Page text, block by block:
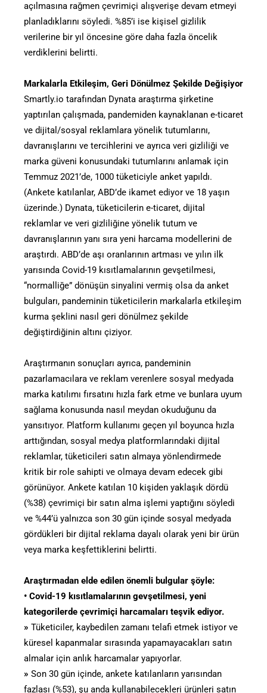
açılmasına rağmen çevrimiçi alışverişe devam etmeyi
planladıklarını söyledi. %85’i ise kişisel gizlilik
verilerine bir yıl öncesine göre daha fazla öncelik
verdiklerini belirtti.
Markalarla Etkileşim, Geri Dönülmez Şekilde Değişiyor
Smartly.io tarafından Dynata araştırma şirketine
yaptırılan çalışmada, pandemiden kaynaklanan e-ticaret
ve dijital/sosyal reklamlara yönelik tutumlarını,
davranışlarını ve tercihlerini ve ayrıca veri gizliliği ve
marka güveni konusundaki tutumlarını anlamak için
Temmuz 2021’de, 1000 tüketiciyle anket yapıldı.
(Ankete katılanlar, ABD’de ikamet ediyor ve 18 yaşın
üzerinde.) Dynata, tüketicilerin e-ticaret, dijital
reklamlar ve veri gizliliğine yönelik tutum ve
davranışlarının yanı sıra yeni harcama modellerini de
araştırdı. ABD’de aşı oranlarının artması ve yılın ilk
yarısında Covid-19 kısıtlamalarının gevşetilmesi,
“normalliğe” dönüşün sinyalini vermiş olsa da anket
bulguları, pandeminin tüketicilerin markalarla etkileşim
kurma şeklini nasıl geri dönülmez şekilde
değiştirdiğinin altını çiziyor.
Araştırmanın sonuçları ayrıca, pandeminin
pazarlamacılara ve reklam verenlere sosyal medyada
marka katılımı fırsatını hızla fark etme ve bunlara uyum
sağlama konusunda nasıl meydan okuduğunu da
yansıtıyor. Platform kullanımı geçen yıl boyunca hızla
arttığından, sosyal medya platformlarındaki dijital
reklamlar, tüketicileri satın almaya yönlendirmede
kritik bir role sahipti ve olmaya devam edecek gibi
görünüyor. Ankete katılan 10 kişiden yaklaşık dördü
(%38) çevrimiçi bir satın alma işlemi yaptığını söyledi
ve %44’ü yalnızca son 30 gün içinde sosyal medyada
gördükleri bir dijital reklama dayalı olarak yeni bir ürün
veya marka keşfettiklerini belirtti.
Araştırmadan elde edilen önemli bulgular şöyle:
• Covid-19 kısıtlamalarının gevşetilmesi, yeni
kategorilerde çevrimiçi harcamaları teşvik ediyor.
» Tüketiciler, kaybedilen zamanı telafi etmek istiyor ve
küresel kapanmalar sırasında yapamayacakları satın
almalar için anlık harcamalar yapıyorlar.
» Son 30 gün içinde, ankete katılanların yarısından
fazlası (%53), şu anda kullanabilecekleri ürünleri satın